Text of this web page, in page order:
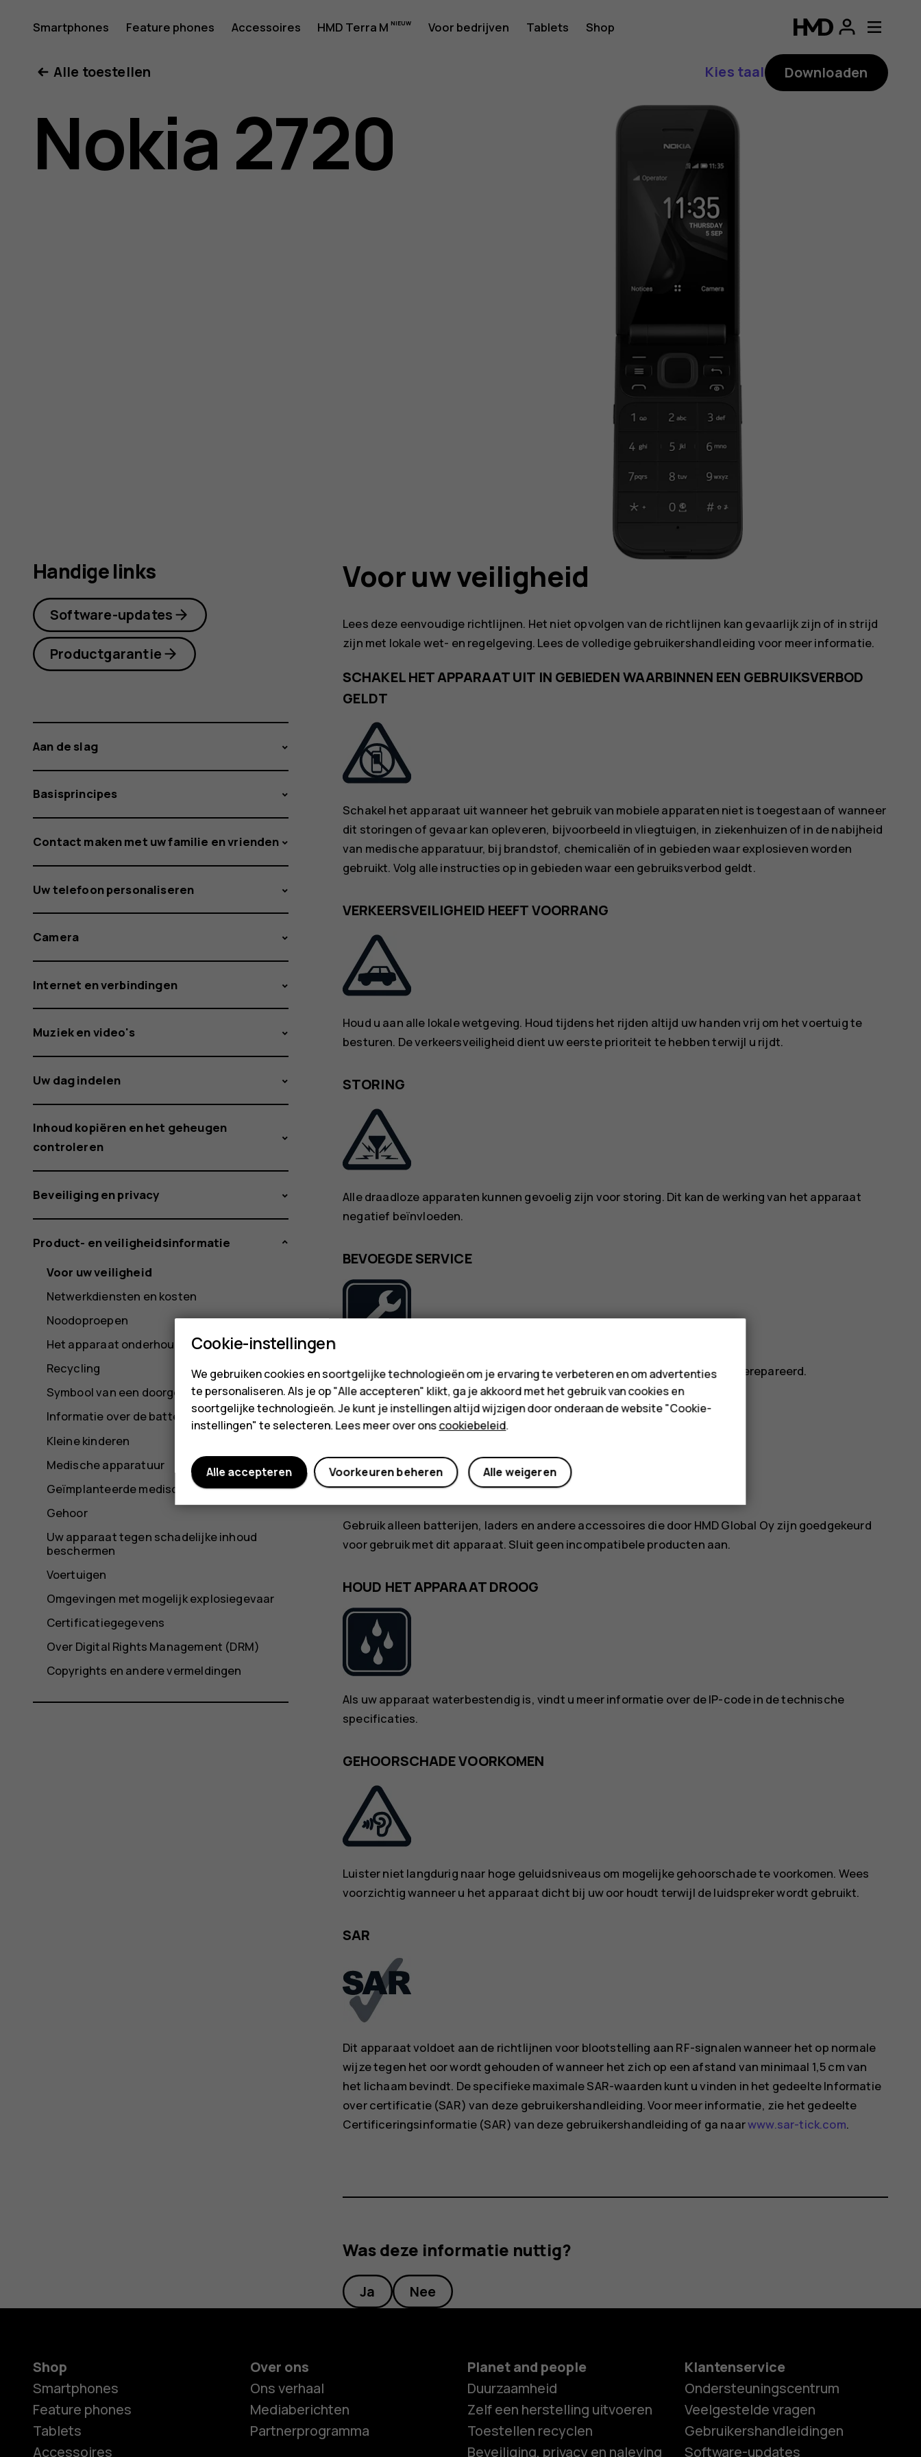
Gebruikershandleiding
Nokia
2720
Smartphones Feature phones Accessoires HMD Terra M Voor bedrijven Tablets Shop
Alle toestellen
Kies taal Downloaden
Nokia 2720
Voor uw veiligheid
Lees deze eenvoudige richtlijnen. Het niet opvolgen van de richtlijnen kan gevaarlijk zijn of in strijd
zijn met lokale wet- en regelgeving. Lees de volledige gebruikershandleiding voor meer informatie.
SCHAKEL HET APPARAAT UIT IN GEBIEDEN WAARBINNEN EEN GEBRUIKSVERBOD
GELDT
Schakel het apparaat uit wanneer het gebruik van mobiele apparaten niet is toegestaan of wanneer
dit storingen of gevaar kan opleveren, bijvoorbeeld in vliegtuigen, in ziekenhuizen of in de nabijheid
van medische apparatuur, bij brandstof, chemicaliën of in gebieden waar explosieven worden
gebruikt. Volg alle instructies op in gebieden waar een gebruiksverbod geldt.
VERKEERSVEILIGHEID HEEFT VOORRANG
Houd u aan alle lokale wetgeving. Houd tijdens het rijden altijd uw handen vrij om het voertuig te
besturen. De verkeersveiligheid dient uw eerste prioriteit te hebben terwijl u rijdt.
STORING
Alle draadloze apparaten kunnen gevoelig zijn voor storing. Dit kan de werking van het apparaat
negatief beïnvloeden.
BEVOEGDE SERVICE
Dit product mag alleen door bevoegd personeel worden geïnstalleerd of gerepareerd.
BATTERIJEN, LADERS EN ANDERE ACCESSOIRES
Gebruik alleen batterijen, laders en andere accessoires die door HMD Global Oy zijn goedgekeurd
voor gebruik met dit apparaat. Sluit geen incompatibele producten aan.
HOUD HET APPARAAT DROOG
Als uw apparaat waterbestendig is, vindt u meer informatie over de IP-code in de technische
specificaties.
GEHOORSCHADE VOORKOMEN
Luister niet langdurig naar hoge geluidsniveaus om mogelijke gehoorschade te voorkomen. Wees
voorzichtig wanneer u het apparaat dicht bij uw oor houdt terwijl de luidspreker wordt gebruikt.
SAR
Dit apparaat voldoet aan de richtlijnen voor blootstelling aan RF-signalen wanneer het op normale
wijze tegen het oor wordt gehouden of wanneer het zich op een afstand van minimaal 1,5 cm van
het lichaam bevindt. De specifieke maximale SAR-waarden kunt u vinden in het gedeelte Informatie
over certificatie (SAR) van deze gebruikershandleiding. Voor meer informatie, zie het gedeelte
Certificeringsinformatie (SAR) van deze gebruikershandleiding of ga naarwww.sar-tick.com.
Was deze informatie nuttig?
Ja Nee
Handige links
Software-updates
Productgarantie
Aan de slag
Basisprincipes
Contact maken met uw familie en vrienden
Uw telefoon personaliseren
Camera
Internet en verbindingen
Muziek en video's
Uw dag indelen
Inhoud kopiëren en het geheugen
controleren
Beveiliging en privacy
Product- en veiligheidsinformatie
Voor uw veiligheid
Netwerkdiensten en kosten
Noodoproepen
Het apparaat onderhouden
Recycling
Symbool van een doorgestreepte container
Informatie over de batterij en de lader
Kleine kinderen
Medische apparatuur
Geïmplanteerde medische apparaten
Gehoor
Uw apparaat tegen schadelijke inhoud
beschermen
Voertuigen
Omgevingen met mogelijk explosiegevaar
Certificatiegegevens
Over Digital Rights Management (DRM)
Copyrights en andere vermeldingen
Shop
Smartphones
Feature phones
Tablets
Accessoires
Over ons
Ons verhaal
Mediaberichten
Partnerprogramma
Planet and people
Duurzaamheid
Zelf een herstelling uitvoeren
Toestellen recyclen
Beveiliging, privacy en naleving
Klantenservice
Ondersteuningscentrum
Veelgestelde vragen
Gebruikershandleidingen
Software-updates
Cookie-instellingen
We gebruiken cookies en soortgelijke technologieën om je ervaring te verbeteren en om advertenties
te personaliseren. Als je op "Alle accepteren" klikt, ga je akkoord met het gebruik van cookies en
soortgelijke technologieën. Je kunt je instellingen altijd wijzigen door onderaan de website "Cookie-
instellingen" te selecteren. Lees meer over onscookiebeleid.
Alle weigeren
Voorkeuren beheren
Alle accepteren